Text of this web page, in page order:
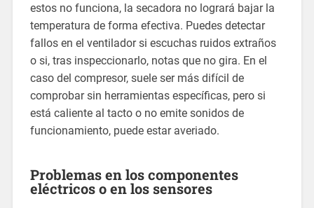
estos no funciona, la secadora no logrará bajar la
temperatura de forma efectiva. Puedes detectar
fallos en el ventilador si escuchas ruidos extraños
o si, tras inspeccionarlo, notas que no gira. En el
caso del compresor, suele ser más difícil de
comprobar sin herramientas específicas, pero si
está caliente al tacto o no emite sonidos de
funcionamiento, puede estar averiado.
Problemas en los componentes
eléctricos o en los sensores